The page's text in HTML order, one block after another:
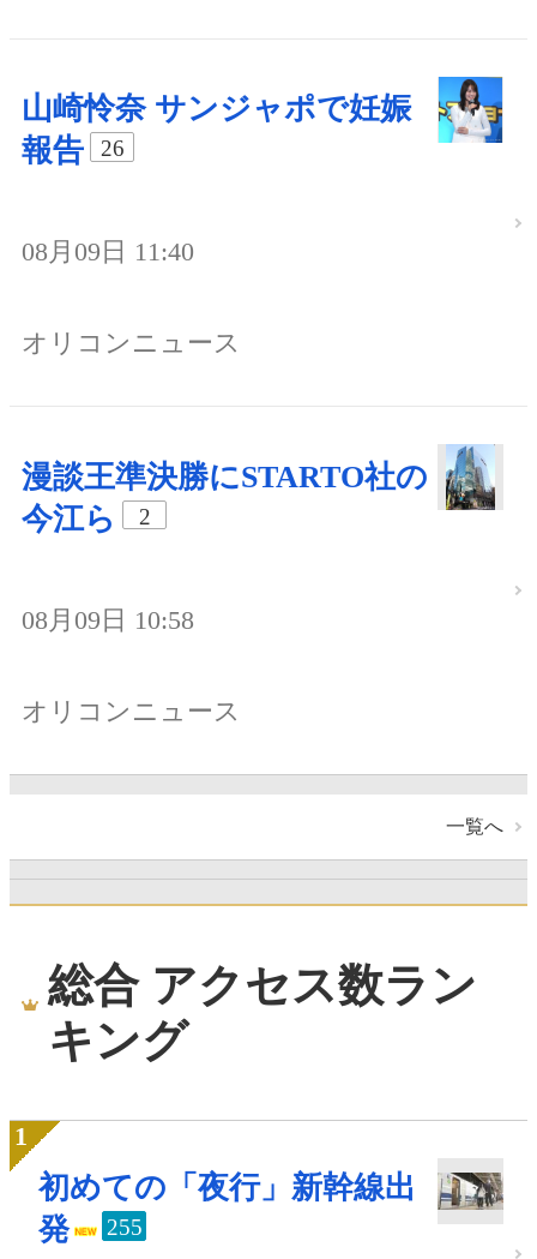
山崎怜奈 サンジャポで妊娠
報告
26
08月09日 11:40
オリコンニュース
漫談王準決勝にSTARTO社の
今江ら
2
08月09日 10:58
オリコンニュース
一覧へ
総合 アクセス数ラン
キング
初めての「夜行」新幹線出
発
255